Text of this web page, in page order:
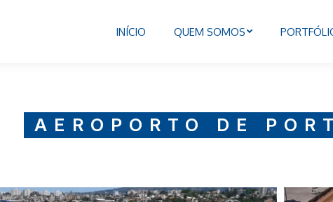
INÍCIO QUEM SOMOS
AEROPORTO DE